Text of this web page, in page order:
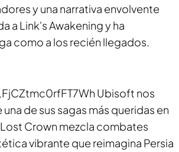
y una narrativa envolvente
a Link's Awakeningy ha
como a los recién llegados.
Ubisoft nos
de sus sagas más queridas en
Crown mezcla combates
vibrante que reimagina Persia